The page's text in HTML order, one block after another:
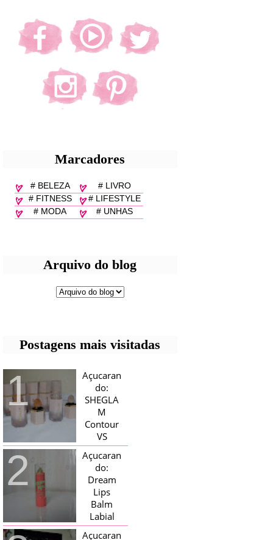
Marcadores
# BELEZA
# LIVRO
# FITNESS
# LIFESTYLE
# MODA
# UNHAS
Arquivo do blog
Postagens mais visitadas
Açucaran
do:
SHEGLA
M
Contour
VS
Bronzer!
HELLO AÇUCARADAS, E NESTE
MÊS CHEGOU AQUI EM CASA UMA
CAIXA RECHEADA DE SHEGLAM,
TINHA BLUSH, ILUMINADORES E
TODOS OS BRONZER E
CONTORNOS ...
Açucaran
do:
Dream
Lips
Balm
Labial
Magico
Açucaran